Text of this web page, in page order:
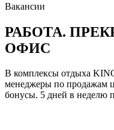
Вакансии
РАБОТА.
ОФИС
В комплексы отдыха
менеджеры по продажам
бонусы. 5 дней в неделю